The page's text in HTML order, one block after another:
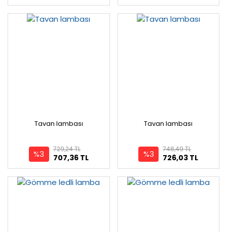
Tavan lambası
%3 707,36 TL
729,24 TL
Tavan lambası
%3 726,03 TL
748,49 TL